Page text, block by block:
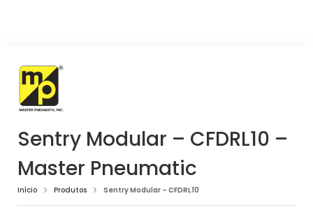
Sentry Modular – CFDRL10 –
Master Pneumatic
Início Produtos Sentry Modular – CFDRL10